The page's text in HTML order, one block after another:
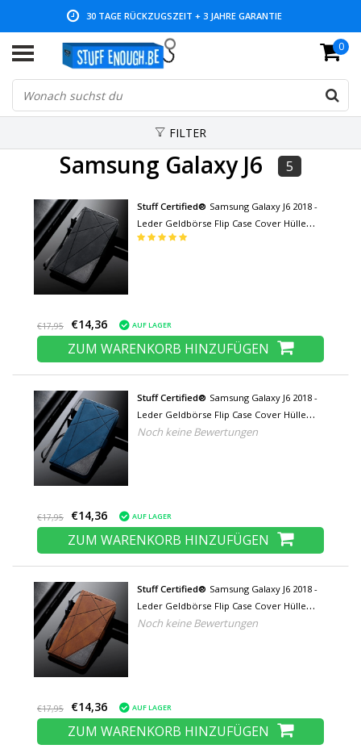
30 TAGE RÜCKZUGSZEIT + 3 JAHRE GARANTIE
NIEDRIGE PREISE UND GROSSE AUSWAHL 0
FILTER
Samsung Galaxy J6 5
Stuff Certified® Samsung Galaxy J6 2018 -
Leder Geldbörse Flip Case Cover Hülle
Brieftasche Schwarz
€17,95 €14,36 AUF LAGER
ZUM WARENKORB HINZUFÜGEN
Stuff Certified® Samsung Galaxy J6 2018 -
Leder Geldbörse Flip Case Cover Hülle
Brieftasche Blau
Noch keine Bewertungen
€17,95 €14,36 AUF LAGER
ZUM WARENKORB HINZUFÜGEN
Stuff Certified® Samsung Galaxy J6 2018 -
Leder Geldbörse Flip Case Cover Hülle
Brieftasche Braun
Noch keine Bewertungen
€17,95 €14,36 AUF LAGER
ZUM WARENKORB HINZUFÜGEN